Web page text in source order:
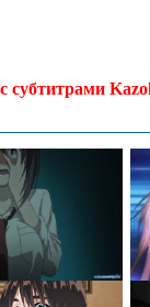
субтитрами